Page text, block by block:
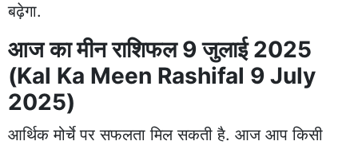
बढ़ेगा.
आज का मीन राशिफल 9 जुलाई 2025
(Kal Ka Meen Rashifal 9 July
2025)
आर्थिक मोर्चे पर सफलता मिल सकती है. आज आप किसी